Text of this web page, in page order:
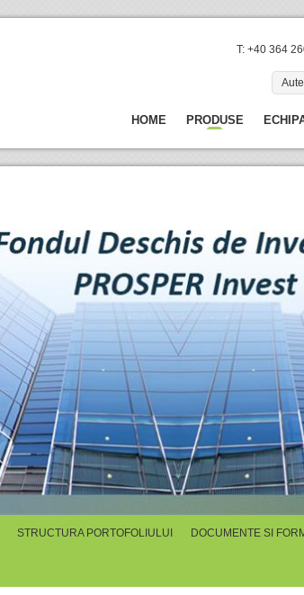
T: +40 364
HOME PRODUSE
STRUCTURA PORTOFOLIULUI DOCUMENTE SI